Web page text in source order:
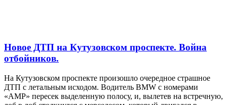
Новое ДТП на Кутузовском проспекте. Война
отбойников.
На Кутузовском проспекте произошло очередное страшное
ДТП с летальным исходом. Водитель BMW с номерами
«АМР» пересек выделенную полосу, и, вылетев на встречную,